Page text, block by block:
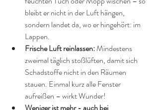
bleibt er nicht in der Luft hängen,
sondern landet da, wo er hingehört: im
Lappen.
Frische Luft reinlassen: Mindestens
zweimal täglich stoßlüften, damit sich
Schadstoffe nicht in den Räumen
stauen. Einmal kurz alle Fenster
aufreißen – wirkt Wunder!
Weniger ist mehr - auch bei